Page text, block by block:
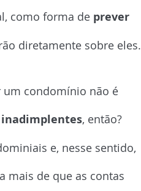
como forma de prever
diretamente sobre eles.
um condomínio não é
, então?
e, nesse sentido,
a mais de que as contas